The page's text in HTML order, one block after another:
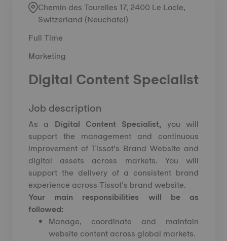
Chemin des Tourelles 17, 2400 Le Locle,
Switzerland (Neuchatel)
Full Time
Marketing
Digital Content Specialist
Job description
As a Digital Content Specialist, you will
support the management and continuous
improvement of Tissot’s Brand Website and
digital assets across markets. You will
support the delivery of a consistent brand
experience across Tissot’s brand website.
Your main responsibilities will be as
followed:
Manage, coordinate and maintain
website content across global markets.